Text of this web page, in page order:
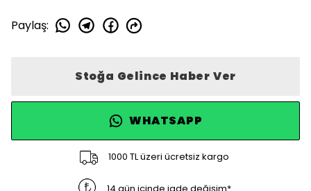
Paylaş:
Stoğa Gelince Haber Ver
WHATSAPP
1000 TL üzeri ücretsiz kargo
14 gün içinde iade değişim*